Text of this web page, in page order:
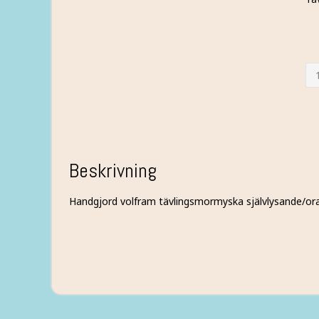
Beskrivning
Handgjord volfram tävlingsmormyska självlysande/